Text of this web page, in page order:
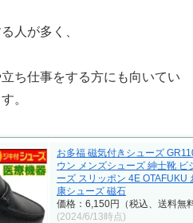
人が多く、
ち仕事をする方にも向いてい
。
お多福 磁気付きシューズ
ウン メンズシューズ 紳士靴 ビ
ーズ スリッポン 4E OTAFUKU
康シューズ 磁石
価格：6,150円（税込、送料無
(2024/6/13時点)